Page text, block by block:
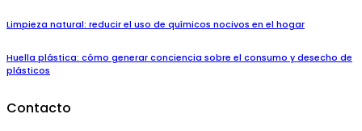
Limpieza natural: reducir el uso de químicos nocivos en el hogar
Huella plástica: cómo generar conciencia sobre el consumo y desecho de
plásticos
Contacto